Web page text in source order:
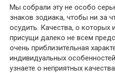
Мы собрали эту не особо
знаков зодиака, чтобы ни за
осудить. Качества, о которых
присущи далеко не всем
очень приблизительная
индивидуальных
узнаете о неприятных